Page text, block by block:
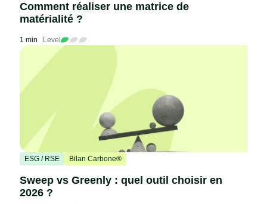
Comment réaliser une matrice de
matérialité ?
1 min Level
ESG / RSE Bilan Carbone®
Sweep vs Greenly : quel outil choisir en
2026 ?